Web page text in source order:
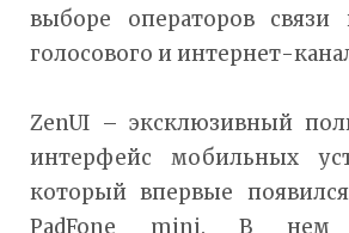
выборе операторов связи
голосового и интернет-
ZenUI – эксклюзивный
интерфейс мобильных
который впервые
PadFone mini. В нем